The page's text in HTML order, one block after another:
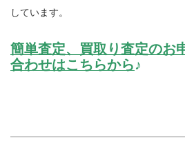
しています。
簡単査定、買取り査定のお
合わせはこちらから♪